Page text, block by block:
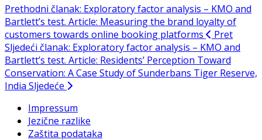
Prethodni članak: Exploratory factor analysis – KMO and
Bartlett’s test. Article: Measuring the brand loyalty of
customers towards online booking platforms
Pret
Sljedeći članak: Exploratory factor analysis – KMO and
Bartlett’s test. Article: Residents’ Perception Toward
Conservation: A Case Study of Sunderbans Tiger Reserve,
India Sljedeće
Impressum
Jezične razlike
Zaštita podataka